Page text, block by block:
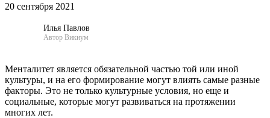
20 сентября 2021
Илья Павлов
Автор Викиум
Менталитет является обязательной частью той или иной
культуры, и на его формирование могут влиять самые разные
факторы. Это не только культурные условия, но еще и
социальные, которые могут развиваться на протяжении
многих лет.